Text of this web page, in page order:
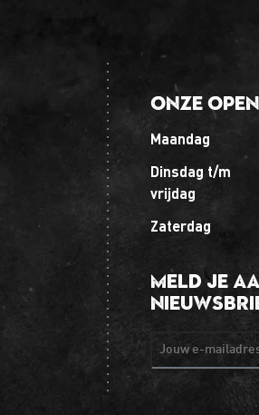
Onze
maandag
dinsdag t/m
vrijdag
zaterdag
Meld je
Jouw e-